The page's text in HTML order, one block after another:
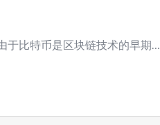
于比特币是区块链技术的早期…